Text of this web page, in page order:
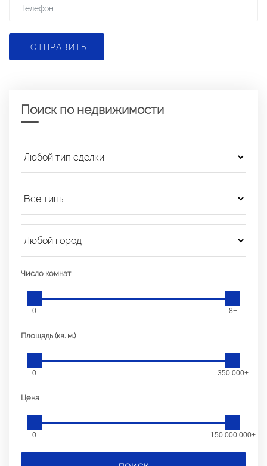
ОТПРАВИТЬ
Поиск по недвижимости
Число комнат
0 8+
Площадь (кв. м.)
0 350 000+
Цена
0 150 000 000+